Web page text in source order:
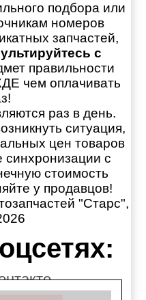
подбора или
номеров
запчастей,
с
правильности
чем оплачивать
раз в день.
ситуация,
цен товаров
синхронизации с
стоимость
у продавцов!
"Старс",